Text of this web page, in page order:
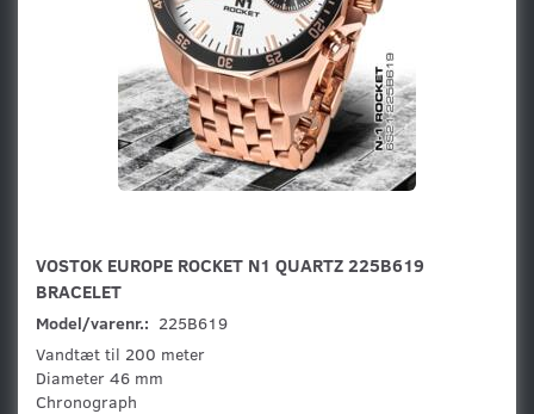
VOSTOK EUROPE ROCKET N1 QUARTZ 225B619
BRACELET
Model/varenr.: 225B619
Vandtæt til 200 meter
Diameter 46 mm
Chronograph